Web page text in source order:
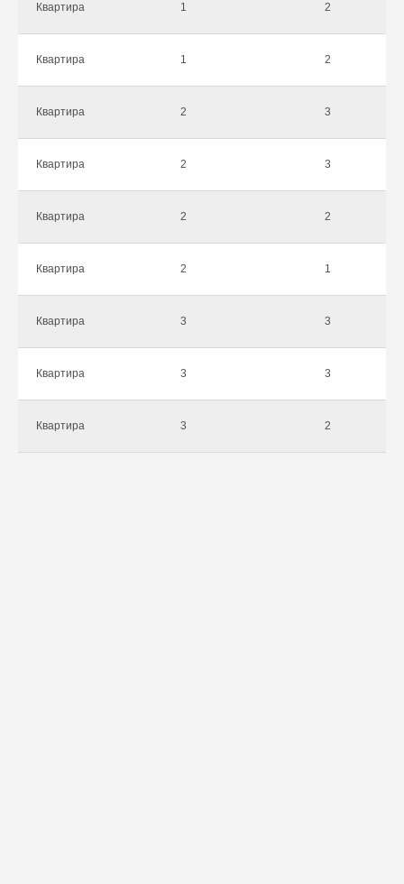
Квартира 1 2
Квартира 1 2
Квартира 2 3
Квартира 2 3
Квартира 2 2
Квартира 2 1
Квартира 3 3
Квартира 3 3
Квартира 3 2